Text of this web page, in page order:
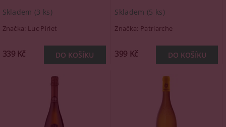
Skladem (3 ks)
Značka: Luc Pirlet
339 Kč
Skladem (5 ks)
Značka: Patriarche
399 Kč